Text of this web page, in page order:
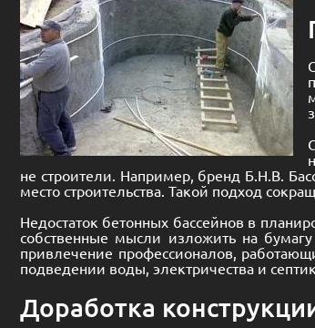
не строители. Например, бренд Б.Н.В.
место строительства. Такой подход
Недостаток бетонных бассейнов в
собственные мысли изложить на
привлечение профессионалов,
подведении воды, электричества и
Доработка